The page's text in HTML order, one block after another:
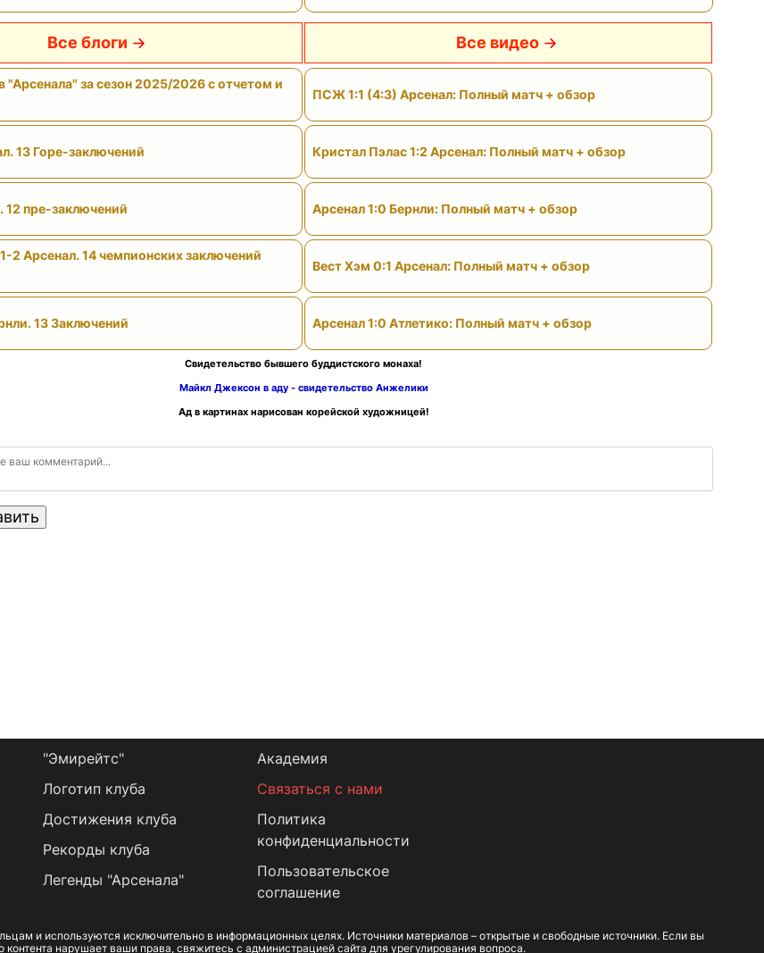
Все блоги
"Арсенала" за сезон 2025/2026 с отчетом и
13 Горе-заключений
пре-заключений
2 Арсенал. 14 чемпионских заключений
13 Заключений
Все видео
ПСЖ 1:1 (4:3) Арсенал: Полный матч + обзор
Кристал Пэлас 1:2 Арсенал: Полный матч + обзор
Арсенал 1:0 Бернли: Полный матч + обзор
Вест Хэм 0:1 Арсенал: Полный матч + обзор
Арсенал 1:0 Атлетико: Полный матч + обзор
Свидетельство бывшего буддистского монаха!
Майкл Джексон в аду - свидетельство Анжелики
Ад в картинах нарисован корейской художницей!
"Эмирейтс"
Логотип клуба
Достижения клуба
Рекорды клуба
Легенды "Арсенала"
Академия
Связаться с нами
Политика
конфиденциальности
Пользовательское
соглашение
и используются исключительно в информационных целях. Источники материалов – открытые и свободные источники. Если вы
нарушает ваши права, свяжитесь с администрацией сайта для урегулирования вопроса.